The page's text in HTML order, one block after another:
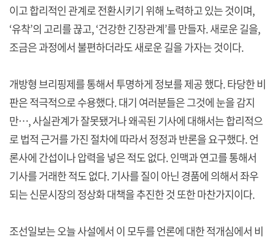
이고 합리적인 관계로 전환시키기 위해 노력하고 있는 것이며,
‘유착’의 고리를 끊고, ‘건강한 긴장관계’를 만들자. 새로운 길을,
조금은 과정에서 불편하더라도 새로운 길을 가자는 것이다.
개방형 브리핑제를 통해서 투명하게 정보를 제공 했다. 타당한 비
판은 적극적으로 수용했다. 대기 여러분들은 그것에 눈을 감지
만…, 사실관계가 잘못됐거나 왜곡된 기사에 대해서는 합리적으
로 법적 근거를 가진 절차에 따라서 정정과 반론을 요구했다. 언
론사에 간섭이나 압력을 넣은 적도 없다. 인맥과 연고를 통해서
기사를 거래한 적도 없다. 기사를 질이 아닌 경품에 의해서 좌우
되는 신문시장의 정상화 대책을 추진한 것 또한 마찬가지이다.
조선일보는 오늘 사설에서 이 모두를 언론에 대한 적개심에서 비